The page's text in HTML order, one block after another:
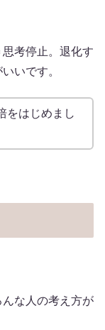
考停止。退化す
いです。
をはじめまし
な人の考え方が